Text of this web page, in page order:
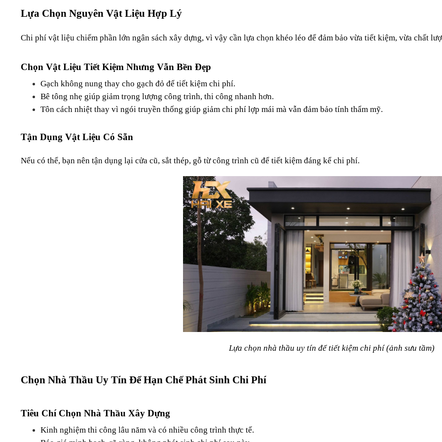
Lựa Chọn Nguyên Vật Liệu Hợp Lý
Chi phí vật liệu chiếm phần lớn ngân sách xây dựng, vì vậy cần lựa chọn khéo léo để đảm bảo vừa tiết kiệm, vừa chất
Chọn Vật Liệu Tiết Kiệm Nhưng Vẫn Bền Đẹp
Gạch không nung thay cho gạch đỏ để tiết kiệm chi phí.
Bê tông nhẹ giúp giảm trọng lượng công trình, thi công nhanh hơn.
Tôn cách nhiệt thay vì ngói truyền thống giúp giảm chi phí lợp mái mà vẫn đảm bảo tính thẩm mỹ.
Tận Dụng Vật Liệu Có Sẵn
Nếu có thể, bạn nên tận dụng lại cửa cũ, sắt thép, gỗ từ công trình cũ để tiết kiệm đáng kể chi phí.
Lựa chọn nhà thầu uy tín để tiết kiệm chi phí (ảnh sưu tầm)
Chọn Nhà Thầu Uy Tín Để Hạn Chế Phát Sinh Chi Phí
Tiêu Chí Chọn Nhà Thầu Xây Dựng
Kinh nghiệm thi công lâu năm và có nhiều công trình thực tế.